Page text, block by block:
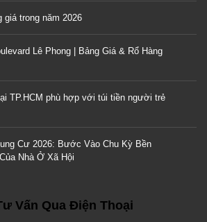
trong năm 2026
Lê Phong | Bảng Giá & Rổ Hàng
TP.HCM phù hợp với túi tiền người trẻ
Cư 2026: Bước Vào Chu Kỳ Bền
Nhà Ở Xã Hội
Vấn Qua Điện Thoại